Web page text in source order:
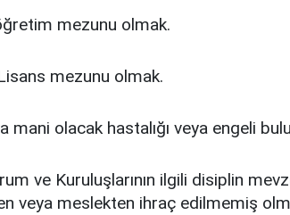
mezunu olmak.
mezunu olmak.
mani olacak hastalığı veya engeli
ve Kuruluşlarının ilgili disiplin
veya meslekten ihraç edilmemiş